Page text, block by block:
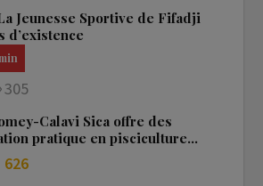
Jeunesse Sportive de Fifadji
d’existence
305
Calavi Sica offre des
pratique en pisciculture…
626